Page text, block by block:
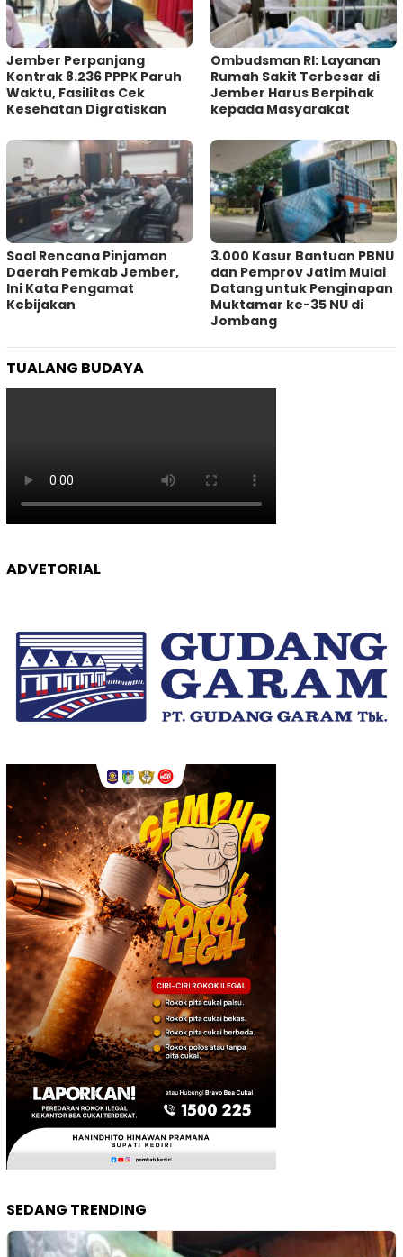
Jember Perpanjang
Kontrak 8.236 PPPK Paruh
Waktu, Fasilitas Cek
Kesehatan Digratiskan
Ombudsman RI: Layanan
Rumah Sakit Terbesar di
Jember Harus Berpihak
kepada Masyarakat
‎Soal Rencana Pinjaman
Daerah Pemkab Jember,
Ini Kata Pengamat
Kebijakan ‎
3.000 Kasur Bantuan PBNU
dan Pemprov Jatim Mulai
Datang untuk Penginapan
Muktamar ke-35 NU di
Jombang
TUALANG BUDAYA
ADVETORIAL
SEDANG TRENDING